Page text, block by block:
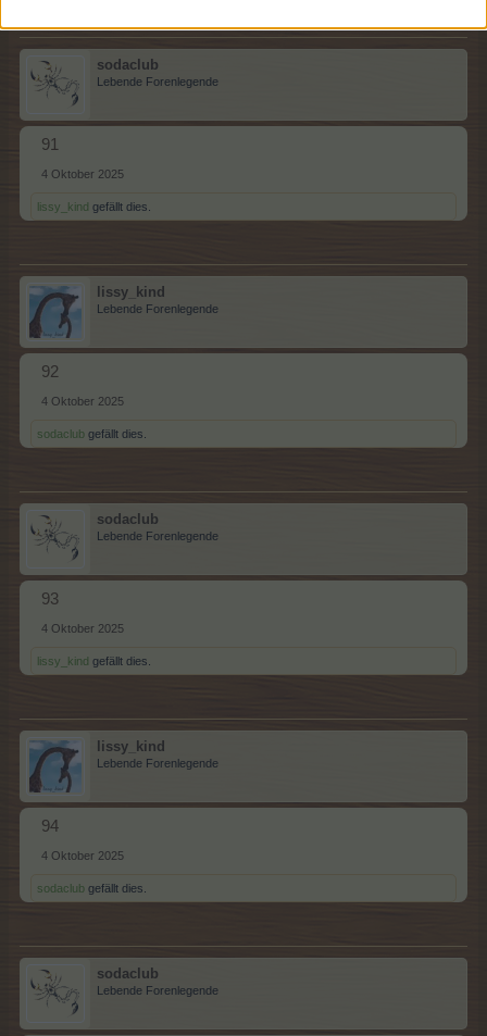
sodaclub
Lebende Forenlegende
91
4 Oktober 2025
lissy_kind gefällt dies.
lissy_kind
Lebende Forenlegende
92
4 Oktober 2025
sodaclub gefällt dies.
sodaclub
Lebende Forenlegende
93
4 Oktober 2025
lissy_kind gefällt dies.
lissy_kind
Lebende Forenlegende
94
4 Oktober 2025
sodaclub gefällt dies.
sodaclub
Lebende Forenlegende